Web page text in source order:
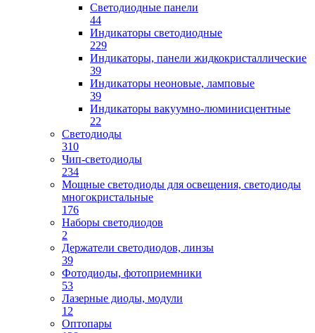
Светодиодные панели
44
Индикаторы светодиодные
229
Индикаторы, панели жидкокристаллические
39
Индикаторы неоновые, ламповые
39
Индикаторы вакуумно-люминисцентные
22
Светодиоды
310
Чип-светодиоды
234
Мощные светодиоды для освещения, светодиоды
многокристальные
176
Наборы светодиодов
2
Держатели светодиодов, линзы
39
Фотодиоды, фотоприемники
53
Лазерные диоды, модули
12
Оптопары